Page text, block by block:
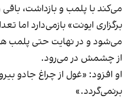
می‌کند با پلمب و بازداشت، باقی
برگزاری ایونت» بازمی‌دارد اما
می‌شود و در نهایت حتی پلمب
از چشمش در می‌رود.
او افزود: «غول از چراغ جادو
برنمی‎‌گردد.»